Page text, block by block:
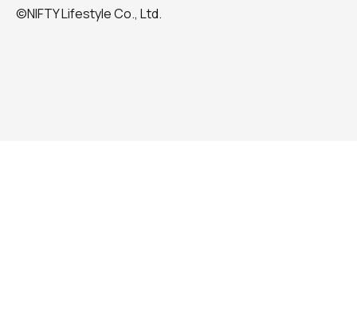
©NIFTY Lifestyle Co., Ltd.